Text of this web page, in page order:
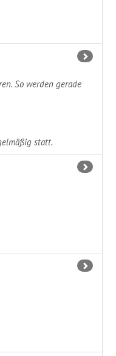
So werden gerade
statt.